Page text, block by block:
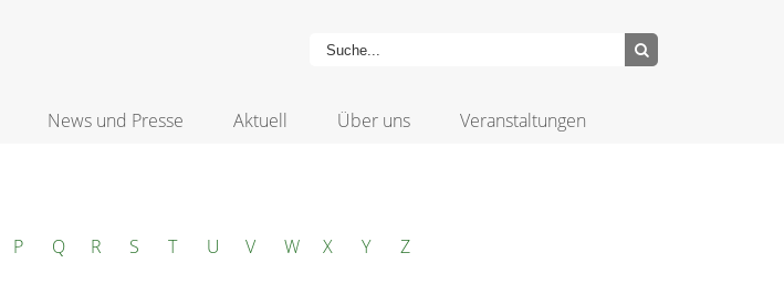
News und Presse Aktuell Über uns Veranstaltungen
P Q R S T U V W X Y Z